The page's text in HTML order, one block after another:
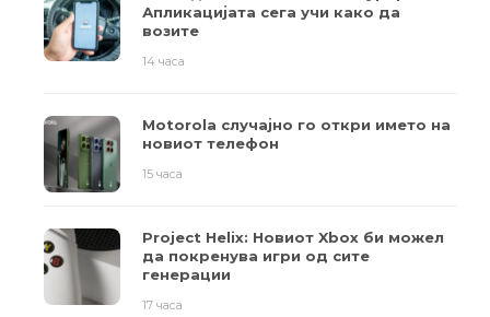
Апликацијата сега учи како да
возите
14 часа
Motorola случајно го откри името на
новиот телефон
15 часа
Project Helix: Новиот Xbox би можел
да покренува игри од сите
генерации
17 часа